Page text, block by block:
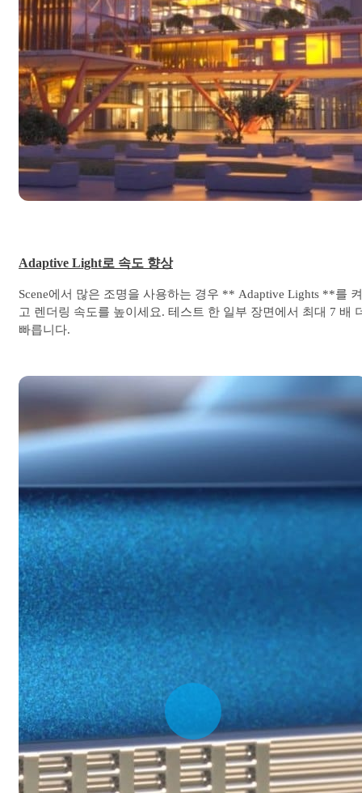
Adaptive Light로 속도 향상
Scene에서 많은 조명을 사용하는 경우 ** Adaptive Lights **를 켜
고 렌더링 속도를 높이세요. 테스트 한 일부 장면에서 최대 7 배
빠릅니다.